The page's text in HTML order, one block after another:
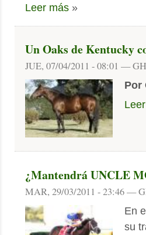
Leer más »
Un Oaks de Kentucky
JUE, 07/04/2011 - 08:01 — GH
Por
¿Mantendrá UNCLE
MAR, 29/03/2011 - 23:46 —
En
su